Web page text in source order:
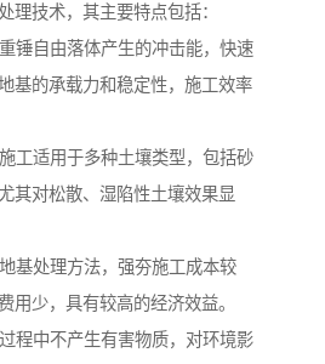
理技术，其主要特点包括：
锤自由落体产生的冲击能，快速
基的承载力和稳定性，施工效率
工适用于多种土壤类型，包括砂
其对松散、湿陷性土壤效果显
基处理方法，强夯施工成本较
用少，具有较高的经济效益。
程中不产生有害物质，对环境影